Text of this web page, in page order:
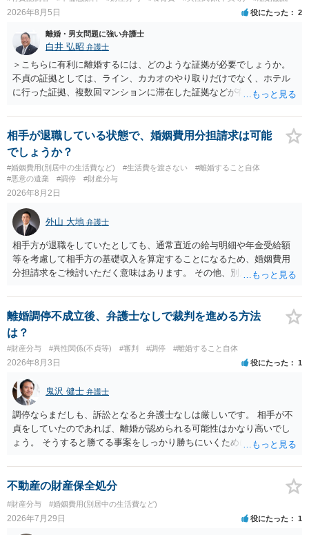
2026年8月5日 役にたった 2
離婚・男女問題に強い弁護士
白井 弘昭 弁護士
＞こちらに有利に離婚するには、どのような証拠が必要でしょうか。
不貞の証拠としては、ライン、カカオのやり取りだけでなく、ホテル
に行った証拠、複数回マンションに滞在した証拠などが有効です。 不
婚する、慰謝料をとるなど）ことができると思われます。 ただし、不
貞発覚後、長期間同居を続けると、不貞を許したとの評価につながる
場合がありますので、ご注意ください。 以上、ご参考まで。
相手が退職している状態で、婚姻費用分担請求は可能
でしょうか？
#婚姻費用(別居中の生活費など) #生活費を渡さない
#離婚すること自体
#悪意の遺棄
#調停 #財産分与
2026年8月2日
外山 大地 弁護士
相手方が退職をしていたとしても、通常直近の給与明細や年金受給額
等を考慮して相手方の基礎収入を算定することになるため、婚姻費用
分担請求をご検討いただく意味はあります。 その他、別居の経緯、質
て、ご検討いただくのが良いかと思います。
離婚調停不成立後、弁護士なしで裁判を進める方法
は？
#財産分与 #異性関係(不貞等) #審判 #調停 #離婚すること自体
2026年8月3日 役にたった 1
鬼沢 健士 弁護士
調停ならまだしも、訴訟となると弁護士なしは厳しいです。 相手が不
貞をしていたのであれば、離婚が認められる可能性はかなり高いでし
ょう。 そうすると勝てる事案をしっかり勝ちにいくためにも弁護士委
不動産の財産保全処分
#財産分与 #婚姻費用(別居中の生活費など)
2026年7月29日 役にたった 1